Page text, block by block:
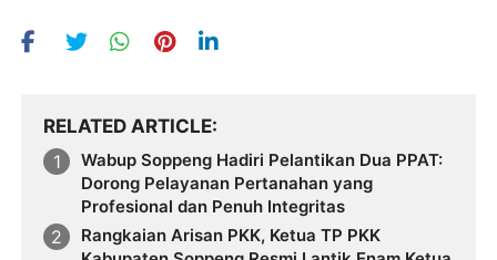
RELATED ARTICLE
Wabup Soppeng Hadiri Pelantikan Dua PPAT:
Dorong Pelayanan Pertanahan yang
Profesional dan Penuh Integritas
Rangkaian Arisan PKK, Ketua TP PKK